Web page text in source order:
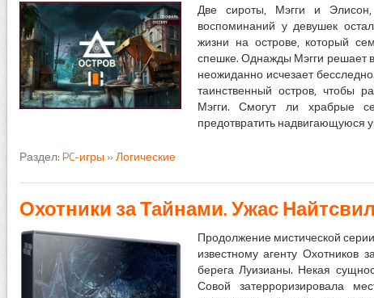
Две сироты, Мэгги и
воспоминаний у девушек
жизни на острове, который
спешке. Однажды Мэгги решает
неожиданно исчезает
таинственный остров, чтобы
Мэгги. Смогут ли храбрые
предотвратить надвигающуюся
Раздел:PC-игры»Логические
Охотники за Тайнами. Ужас
Продолжение мистической
известному агенту Охотников
берега Луизианы. Некая
Совой затерроризировала